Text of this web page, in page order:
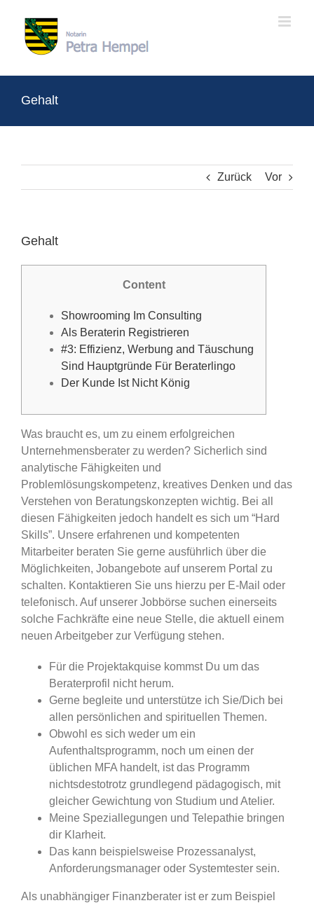
Inhalt
springen
Gehalt
Zurück Vor
Gehalt
Content
Showrooming Im Consulting
Als Beraterin Registrieren
#3: Effizienz, Werbung and Täuschung
Sind Hauptgründe Für Beraterlingo
Der Kunde Ist Nicht König
Was braucht es, um zu einem erfolgreichen
Unternehmensberater zu werden? Sicherlich sind
analytische Fähigkeiten und
Problemlösungskompetenz, kreatives Denken und das
Verstehen von Beratungskonzepten wichtig. Bei all
diesen Fähigkeiten jedoch handelt es sich um “Hard
Skills”. Unsere erfahrenen und kompetenten
Mitarbeiter beraten Sie gerne ausführlich über die
Möglichkeiten, Jobangebote auf unserem Portal zu
schalten. Kontaktieren Sie uns hierzu per E-Mail oder
telefonisch. Auf unserer Jobbörse suchen einerseits
solche Fachkräfte eine neue Stelle, die aktuell einem
neuen Arbeitgeber zur Verfügung stehen.
Für die Projektakquise kommst Du um das
Beraterprofil nicht herum.
Gerne begleite und unterstütze ich Sie/Dich bei
allen persönlichen and spirituellen Themen.
Obwohl es sich weder um ein
Aufenthaltsprogramm, noch um einen der
üblichen MFA handelt, ist das Programm
nichtsdestotrotz grundlegend pädagogisch, mit
gleicher Gewichtung von Studium und Atelier.
Meine Speziallegungen und Telepathie bringen
dir Klarheit.
Das kann beispielsweise Prozessanalyst,
Anforderungsmanager oder Systemtester sein.
Als unabhängiger Finanzberater ist er zum Beispiel